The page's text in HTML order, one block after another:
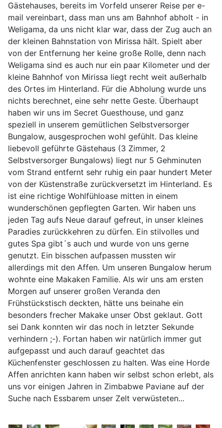
Gästehauses, bereits im Vorfeld unserer Reise per e-
mail vereinbart, dass man uns am Bahnhof abholt - in
Weligama, da uns nicht klar war, dass der Zug auch an
der kleinen Bahnstation von Mirissa hält. Spielt aber
von der Entfernung her keine große Rolle, denn nach
Weligama sind es auch nur ein paar Kilometer und der
kleine Bahnhof von Mirissa liegt recht weit außerhalb
des Ortes im Hinterland. Für die Abholung wurde uns
nichts berechnet, eine sehr nette Geste. Überhaupt
haben wir uns im Secret Guesthouse, und ganz
speziell in unserem gemütlichen Selbstversorger
Bungalow, ausgesprochen wohl gefühlt. Das kleine
liebevoll geführte Gästehaus (3 Zimmer, 2
Selbstversorger Bungalows) liegt nur 5 Gehminuten
vom Strand entfernt sehr ruhig ein paar hundert Meter
von der Küstenstraße zurückversetzt im Hinterland. Es
ist eine richtige Wohlfühloase mitten in einem
wunderschönen gepflegten Garten. Wir haben uns
jeden Tag aufs Neue darauf gefreut, in unser kleines
Paradies zurückkehren zu dürfen. Ein stilvolles und
gutes Spa gibt´s auch und wurde von uns gerne
genutzt. Ein bisschen aufpassen mussten wir
allerdings mit den Affen. Um unseren Bungalow herum
wohnte eine Makaken Familie. Als wir uns am ersten
Morgen auf unserer großen Veranda den
Frühstückstisch deckten, hätte uns beinahe ein
besonders frecher Makake unser Obst geklaut. Gott
sei Dank konnten wir das noch in letzter Sekunde
verhindern ;-). Fortan haben wir natürlich immer gut
aufgepasst und auch darauf geachtet das
Küchenfenster geschlossen zu halten. Was eine Horde
Affen anrichten kann haben wir selbst schon erlebt, als
uns vor einigen Jahren in Zimbabwe Paviane auf der
Suche nach Essbarem unser Zelt verwüsteten...